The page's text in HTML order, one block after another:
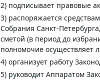
2) подписывает правовые
3) распоряжается
Собрания Санкт-
сметой (в период до
полномочие осуществляет
4) организует работу
5) руководит Аппаратом